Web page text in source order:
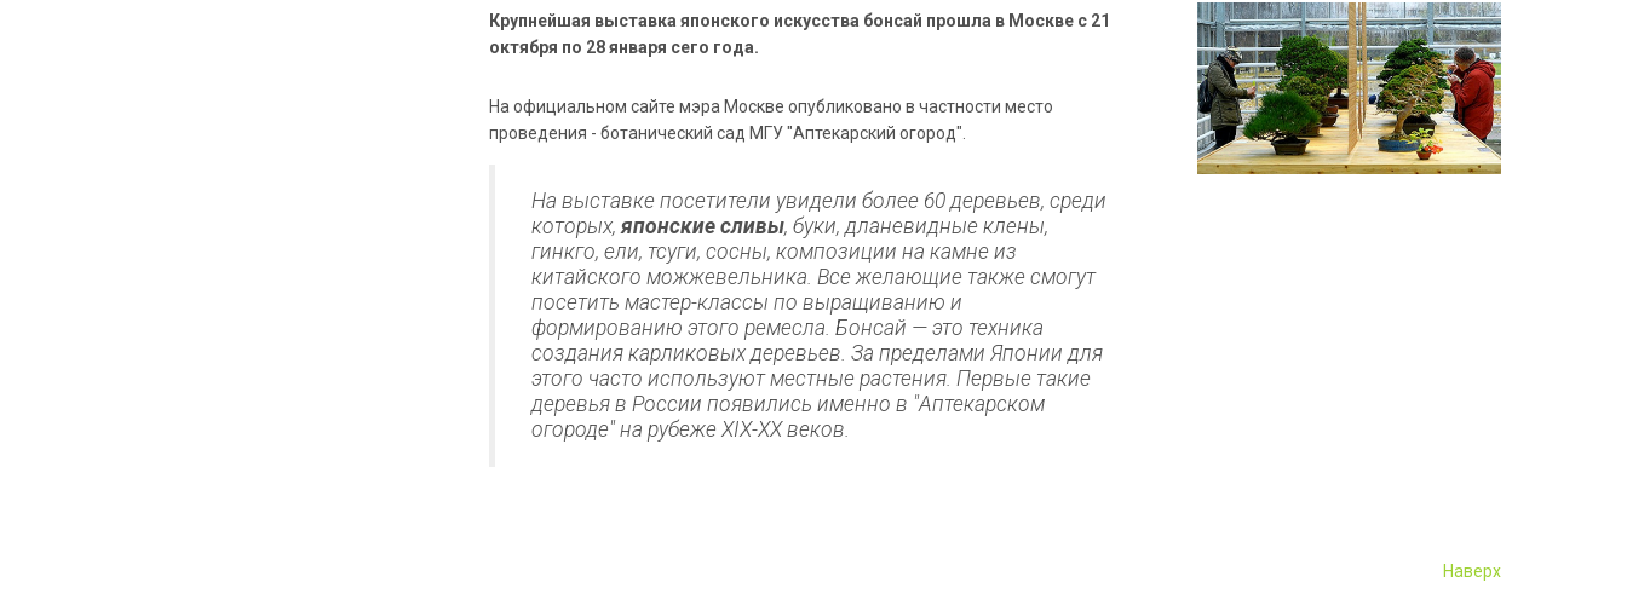
Крупнейшая выставка японского искусства бонсай прошла в Москве с 21
октября по 28 января сего года.
На официальном сайте мэра Москве опубликовано в частности место
проведения - ботанический сад МГУ "Аптекарский огород".
На выставке посетители увидели более 60 деревьев, среди
которых,японские сливы, буки, дланевидные клены,
гинкго, ели, тсуги, сосны, композиции на камне из
китайского можжевельника. Все желающие также смогут
посетить мастер-классы по выращиванию и
формированию этого ремесла. Бонсай — это техника
создания карликовых деревьев. За пределами Японии для
этого часто используют местные растения. Первые такие
деревья в России появились именно в "Аптекарском
огороде" на рубеже XIX-XX веков.
Наверх